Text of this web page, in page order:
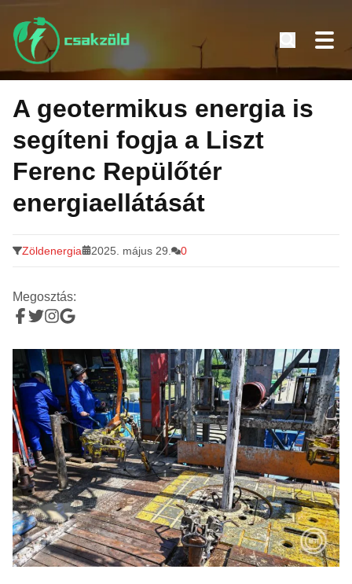
Tovább
tartalomra
A geotermikus energia is
segíteni fogja a Liszt
Ferenc Repülőtér
energiaellátását
Zöldenergia 2025. május 29. 0
Megosztás: